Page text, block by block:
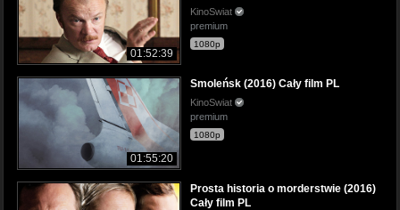
01:52:39
KinoSwiat
premium
1080p
01:55:20
Smoleńsk (2016) Cały film PL
KinoSwiat
premium
1080p
Prosta historia o morderstwie (2016)
Cały film PL